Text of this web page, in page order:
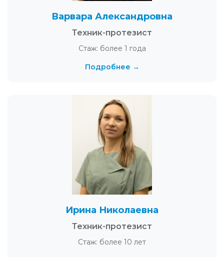
Варвара Александровна
Техник-протезист
Стаж: более 1 года
Подробнее →
Ирина Николаевна
Техник-протезист
Стаж: более 10 лет